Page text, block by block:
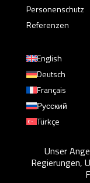
Personenschutz
Referenzen
English
Deutsch
Français
Русский
Türkçe
Unser
Regierungen,